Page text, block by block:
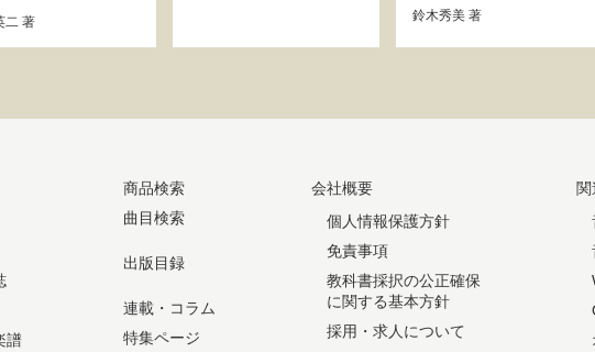
二 著 鈴木秀美 著
譜
商品検索
曲目検索
出版目録
連載・コラム
特集ページ
会社概要
個人情報保護方針
免責事項
教科書採択の公正確保
に関する基本方針
採用・求人について
関